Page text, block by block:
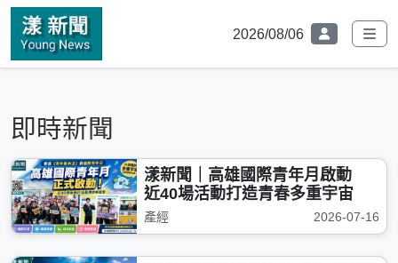
2026/08/06
即時新聞
漾新聞｜高雄國際青年月啟動
近40場活動打造青春多重宇宙
產經 2026-07-16